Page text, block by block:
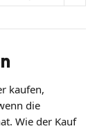
kaufen,
die
Wie der Kauf